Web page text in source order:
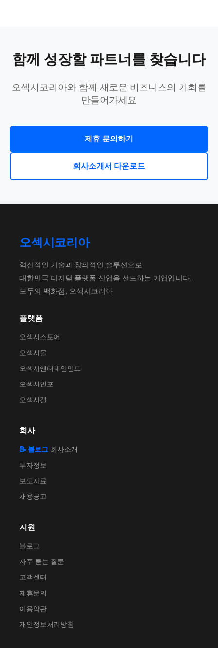
함께 성장할 파트너를 찾습니다
오섹시코리아와 함께 새로운 비즈니스의 기회를
만들어가세요
제휴 문의하기
회사소개서 다운로드
오섹시코리아
혁신적인 기술과 창의적인 솔루션으로
대한민국 디지털 플랫폼 산업을 선도하는 기업입니다.
모두의 백화점, 오섹시코리아
플랫폼
오섹시스토어
오섹시몰
오섹시엔터테인먼트
오섹시인포
오섹시갤
회사
📝 블로그 회사소개
투자정보
보도자료
채용공고
지원
블로그
자주 묻는 질문
고객센터
제휴문의
이용약관
개인정보처리방침